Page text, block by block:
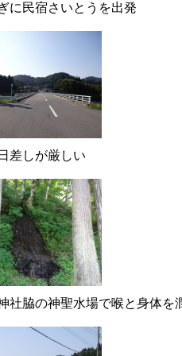
に民宿さいとうを出発
差しが厳しい
社脇の神聖水場で喉と身体を